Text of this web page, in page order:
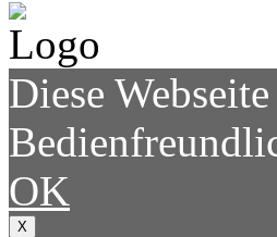
Diese
OK
X